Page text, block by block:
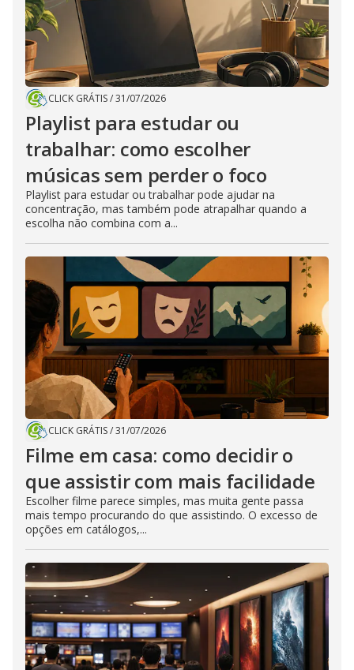
CLICK GRÁTIS/31/07/2026
Playlist para estudar ou
trabalhar: como escolher
músicas sem perder o foco
Playlist para estudar ou trabalhar pode ajudar na
concentração, mas também pode atrapalhar quando a
escolha não combina com a...
CLICK GRÁTIS/31/07/2026
Filme em casa: como decidir o
que assistir com mais facilidade
Escolher filme parece simples, mas muita gente passa
mais tempo procurando do que assistindo. O excesso de
opções em catálogos,...